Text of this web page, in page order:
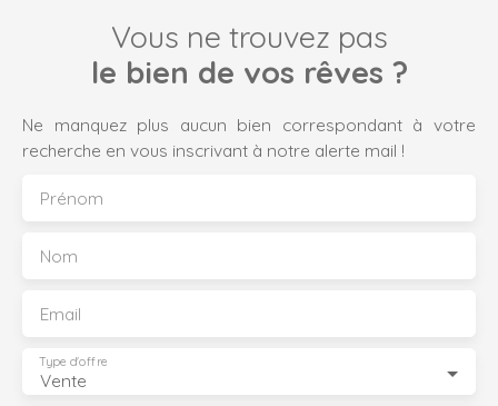
Vous ne trouvez pas
le bien de vos rêves ?
Ne manquez plus aucun bien correspondant à votre
recherche en vous inscrivant à notre alerte mail !
Prénom
Nom
Email
Vente
Type d'offre